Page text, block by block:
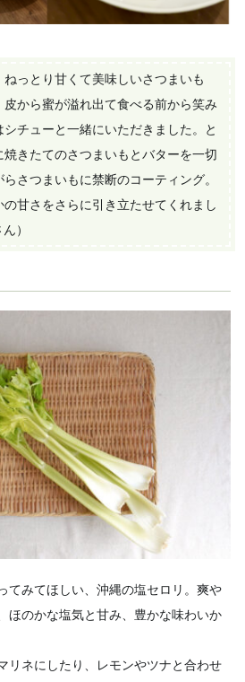
っとり甘くて美味しいさつまいも
から蜜が溢れ出て食べる前から笑み
チューと一緒にいただきました。と
きたてのさつまいもとバターを一切
さつまいもに禁断のコーティング。
甘さをさらに引き立たせてくれまし
）
てみてほしい、沖縄の塩セロリ。爽や
ほのかな塩気と甘み、豊かな味わいか
リネにしたり、レモンやツナと合わせ